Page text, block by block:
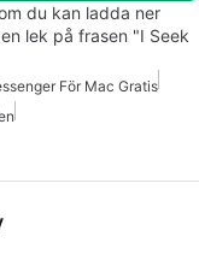
du kan ladda ner
lek på frasen "I Seek
För Mac Gratis